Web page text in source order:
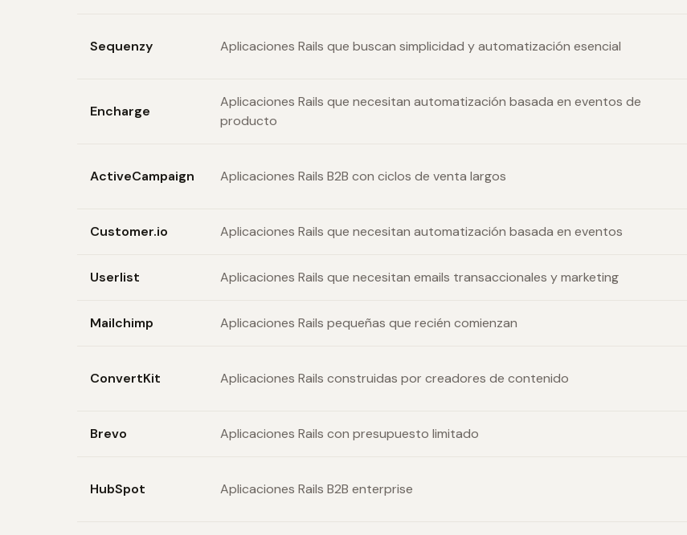
Sequenzy Aplicaciones Rails que buscan simplicidad y automatización esencial
Encharge
Aplicaciones Rails que necesitan automatización basada en eventos de
producto
ActiveCampaign Aplicaciones Rails B2B con ciclos de venta largos
Customer.io Aplicaciones Rails que necesitan automatización basada en eventos
Userlist Aplicaciones Rails que necesitan emails transaccionales y marketing
Mailchimp Aplicaciones Rails pequeñas que recién comienzan
ConvertKit Aplicaciones Rails construidas por creadores de contenido
Brevo Aplicaciones Rails con presupuesto limitado
HubSpot Aplicaciones Rails B2B enterprise